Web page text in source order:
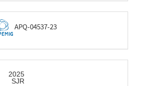
APQ-04537-23
2025
SJR